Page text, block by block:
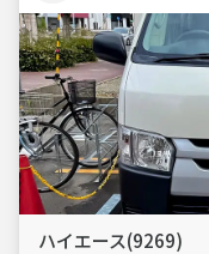
ハイエース(9269)